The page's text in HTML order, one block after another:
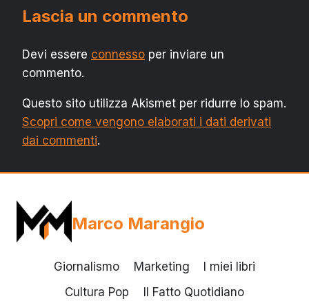
Lascia un commento
Devi essere connesso per inviare un
commento.
Questo sito utilizza Akismet per ridurre lo spam.
Scopri come vengono elaborati i dati derivati
dai commenti.
Marco Marangio
Giornalismo Marketing
I miei libri
Cultura Pop
Il Fatto Quotidiano